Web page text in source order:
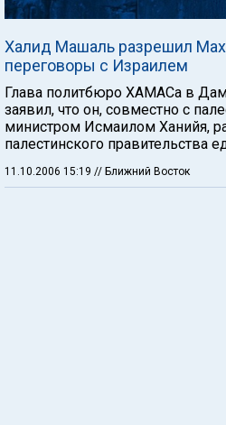
Халид Машаль разрешил
переговоры с Израилем
Глава политбюро ХАМАСа в
заявил, что он, совместно с
министром Исмаилом Ханийя,
палестинского правительства
11.10.2006 15:19 // Ближний Восток